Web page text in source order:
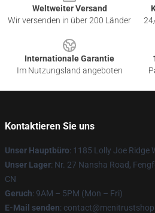
Weltweiter Versand
Wir versenden in über 200 Länder
Internationale Garantie
Im Nutzungsland angeboten
Kontaktieren Sie uns
Unser Hauptbüro: 1185 Lolly Joe Ridge
Unser Lager: Nr. 27 Nansha Road,
CN
Geruch: 9AM – 5PM (Mon – Fri)
E-Mail senden: